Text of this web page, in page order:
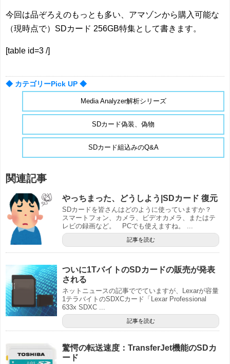
今回は品ぞろえのもっとも多い、アマゾンから購入可能な
（現時点で）SDカード 256GB特集として書きます。
[table id=3 /]
◆ カテゴリーPick UP ◆
Media Analyzer解析シリーズ
SDカード偽装、偽物
SDカード組込みのQ&A
関連記事
やっちまった、どうしよう|SDカード 復元
SDカードを皆さんはどのように使っていますか？
スマートフォン、カメラ、ビデオカメラ、またはテ
レビの録画など。 PCでも使えますね。 ...
記事を読む
ついに1TバイトのSDカードの販売が発表
される
ネットニュースの記事ででていますが、Lexarが容量
1テラバイトのSDXCカード「Lexar Professional
633x SDXC ...
記事を読む
驚愕の転送速度：TransferJet機能のSDカ
ード